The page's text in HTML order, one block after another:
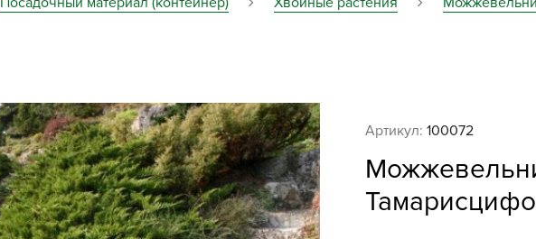
Поиск
Артикул: 100072